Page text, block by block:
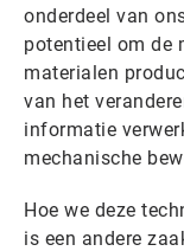
onderdeel van
potentieel om de
materialen
van het
informatie
mechanische
Hoe we deze
is een andere